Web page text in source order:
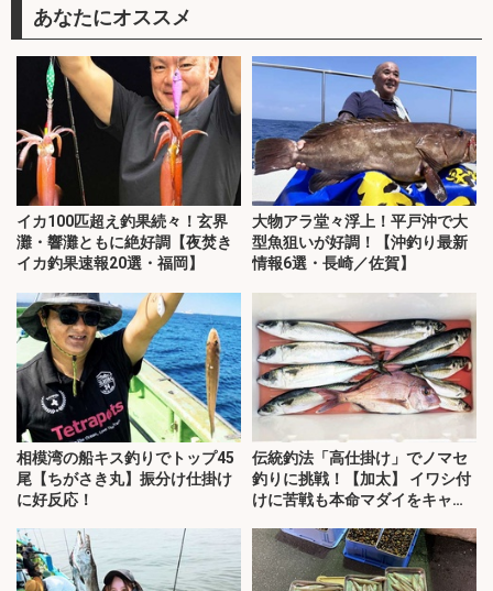
あなたにオススメ
イカ100匹超え釣果続々！玄界
灘・響灘ともに絶好調【夜焚き
イカ釣果速報20選・福岡】
大物アラ堂々浮上！平戸沖で大
型魚狙いが好調！【沖釣り最新
情報6選・長崎／佐賀】
相模湾の船キス釣りでトップ45
尾【ちがさき丸】振分け仕掛け
に好反応！
伝統釣法「高仕掛け」でノマセ
釣りに挑戦！【加太】 イワシ付
けに苦戦も本命マダイをキャッ